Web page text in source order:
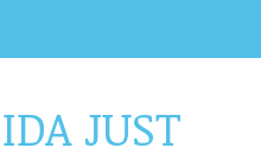
JUST